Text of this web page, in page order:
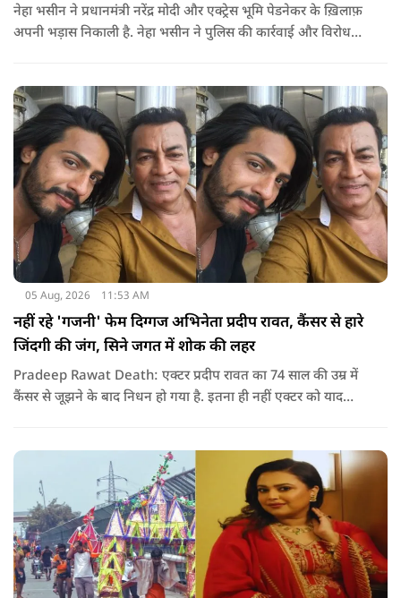
नेहा भसीन ने प्रधानमंत्री नरेंद्र मोदी और एक्ट्रेस भूमि पेडनेकर के ख़िलाफ़
अपनी भड़ास निकाली है. नेहा भसीन ने पुलिस की कार्रवाई और विरोध
05 Aug, 2026 11:53 AM
नहीं रहे 'गजनी' फेम दिग्गज अभिनेता प्रदीप रावत, कैंसर से हारे
जिंदगी की जंग, सिने जगत में शोक की लहर
Pradeep Rawat Death: एक्टर प्रदीप रावत का 74 साल की उम्र में
कैंसर से जूझने के बाद निधन हो गया है. इतना ही नहीं एक्टर को याद